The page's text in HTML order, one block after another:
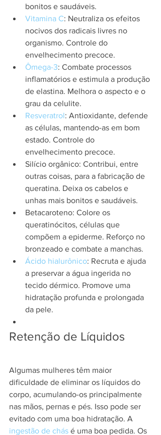
bonitos e saudáveis.
Vitamina C: Neutraliza os efeitos
nocivos dos radicais livres no
organismo. Controle do
envelhecimento precoce.
Ômega-3: Combate processos
inflamatórios e estimula a produção
de elastina. Melhora o aspecto e o
grau da celulite.
Resveratrol: Antioxidante, defende
as células, mantendo-as em bom
estado. Controle do
envelhecimento precoce.
Silício orgânico: Contribui, entre
outras coisas, para a fabricação de
queratina. Deixa os cabelos e
unhas mais bonitos e saudáveis.
Betacaroteno: Colore os
queratinócitos, células que
compõem a epiderme. Reforço no
bronzeado e combate a manchas.
Ácido hialurônico: Recruta e ajuda
a preservar a água ingerida no
tecido dérmico. Promove uma
hidratação profunda e prolongada
da pele.
Retenção de Líquidos
Algumas mulheres têm maior
dificuldade de eliminar os líquidos do
corpo, acumulando-os principalmente
nas mãos, pernas e pés. Isso pode ser
evitado com uma boa hidratação. A
ingestão de chás é uma boa pedida. Os